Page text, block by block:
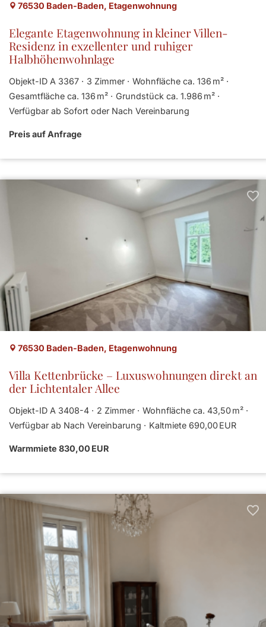
76530 Baden-Baden, Etagenwohnung
Elegante Etagenwohnung in kleiner Villen-
Residenz in exzellenter und ruhiger
Halbhöhenwohnlage
Objekt-ID A 3367 3 Zimmer
Wohnfläche ca. 136 m²
Gesamtfläche ca. 136 m²
Grund­stück ca. 1.986 m²
Verfügbar ab Sofort oder Nach Vereinbarung
Preis auf Anfrage
76530 Baden-Baden, Etagenwohnung
Villa Kettenbrücke – Luxuswohnungen direkt an
der Lichtentaler Allee
Objekt-ID A 3408-4 2 Zimmer
Wohnfläche ca. 43,50 m²
Verfügbar ab Nach Vereinbarung
Kaltmiete 690,00 EUR
Warmmiete 830,00 EUR